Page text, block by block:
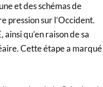
et des schémas de
pression sur l’Occident.
ainsi qu’en raison de sa
Cette étape a marqué